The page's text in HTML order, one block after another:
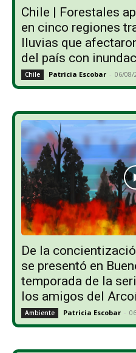
Chile | Forestales
en cinco regiones
lluvias que
del país con
Chile Patricia Escobar - 06/08/
De la
se presentó en
temporada de la
los amigos del
Ambiente Patricia Escobar -